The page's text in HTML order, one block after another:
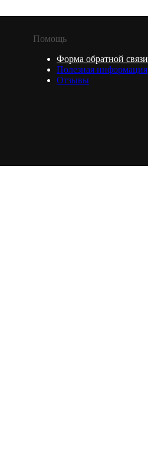
Помощь
Форма обратной связи
Полезная информация
Отзывы